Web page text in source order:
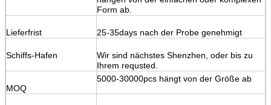
Form ab.
Lieferfrist 25-35days nach der Probe genehmigt
Schiffs-Hafen
Wir sind nächstes Shenzhen, oder bis zu
Ihrem requsted.
MOQ
5000-30000pcs hängt von der Größe ab